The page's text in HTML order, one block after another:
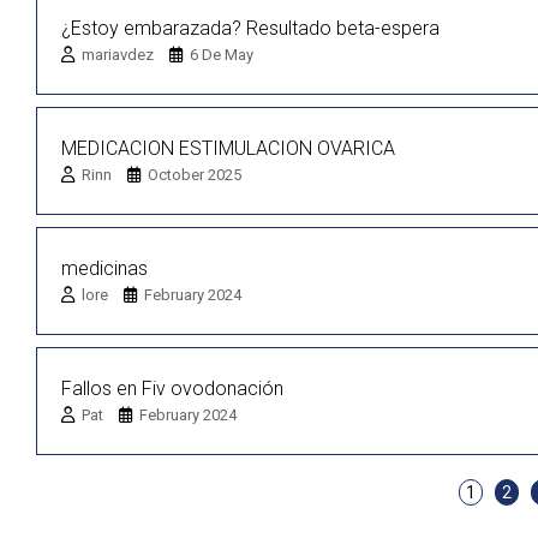
¿Estoy embarazada? Resultado beta-espera
mariavdez 6 De May
MEDICACION ESTIMULACION OVARICA
Rinn October 2025
medicinas
lore February 2024
Fallos en Fiv ovodonación
Pat February 2024
1 2